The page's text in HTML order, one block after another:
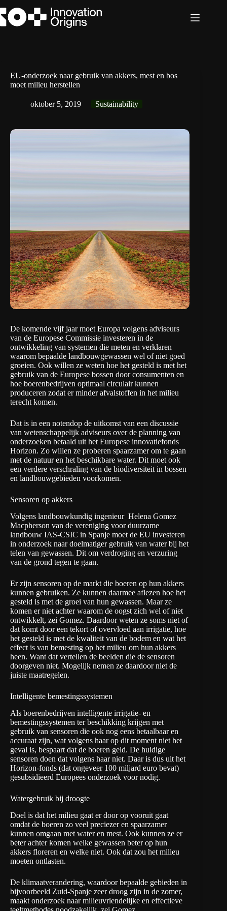
naar
de
EU-onderzoek naar gebruik van akkers, mest en bos
moet milieu herstellen
oktober 5, 2019 Sustainability
De komende vijf jaar moet Europa volgens adviseurs
van de Europese Commissie investeren in de
ontwikkeling van systemen die meten en verklaren
waarom bepaalde landbouwgewassen wel of niet goed
groeien. Ook willen ze weten hoe het gesteld is met het
gebruik van de Europese bossen door consumenten en
hoe boerenbedrijven optimaal circulair kunnen
produceren zodat er minder afvalstoffen in het milieu
terecht komen.
Dat is in een notendop de uitkomst van een discussie
van wetenschappelijk adviseurs over de planning van
onderzoeken betaald uit het Europese innovatiefonds
Horizon. Zo willen ze proberen spaarzamer om te gaan
met de natuur en het beschikbare water. Dit moet ook
een verdere verschraling van de biodiversiteit in bossen
en landbouwgebieden voorkomen.
Sensoren op akkers
Volgens landbouwkundig ingenieur Helena Gomez
Macpherson van de vereniging voor duurzame
landbouw IAS-CSIC in Spanje moet de EU investeren
in onderzoek naar doelmatiger gebruik van water bij het
telen van gewassen. Dit om verdroging en verzuring
van de grond tegen te gaan.
Er zijn sensoren op de markt die boeren op hun akkers
kunnen gebruiken. Ze kunnen daarmee aflezen hoe het
gesteld is met de groei van hun gewassen. Maar ze
komen er niet achter waarom de oogst zich wel of niet
ontwikkelt, zei Gomez. Daardoor weten ze soms niet of
dat komt door een tekort of overvloed aan irrigatie, hoe
het gesteld is met de kwaliteit van de bodem en wat het
effect is van bemesting op het milieu om hun akkers
heen. Want dat vertellen de beelden die de sensoren
doorgeven niet. Mogelijk nemen ze daardoor niet de
juiste maatregelen.
Intelligente bemestingssystemen
Als boerenbedrijven intelligente irrigatie- en
bemestingssystemen ter beschikking krijgen met
gebruik van sensoren die ook nog eens betaalbaar en
accuraat zijn, wat volgens haar op dit moment niet het
geval is, bespaart dat de boeren geld. De huidige
sensoren doen dat volgens haar niet. Daar is dus uit het
Horizon-fonds (dat ongeveer 100 miljard euro bevat)
gesubsidieerd Europees onderzoek voor nodig.
Watergebruik bij droogte
Doel is dat het milieu gaat er door op vooruit gaat
omdat de boeren zo veel preciezer en spaarzamer
kunnen omgaan met water en mest. Ook kunnen ze er
beter achter komen welke gewassen beter op hun
akkers floreren en welke niet. Ook dat zou het milieu
moeten ontlasten.
De klimaatverandering, waardoor bepaalde gebieden in
bijvoorbeeld Zuid-Spanje zeer droog zijn in de zomer,
maakt onderzoek naar milieuvriendelijke en effectieve